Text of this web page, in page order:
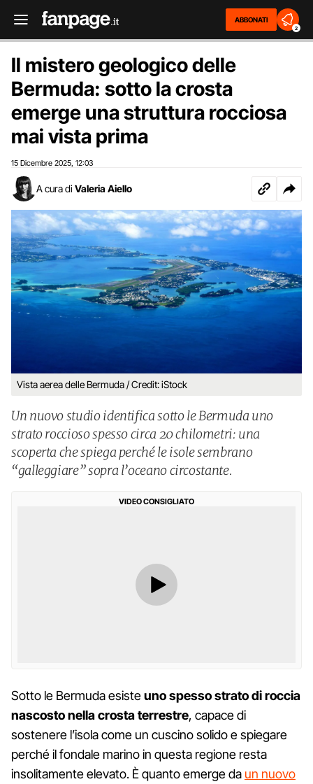
ABBONATI
2
Il mistero geologico delle
Bermuda: sotto la crosta
emerge una struttura rocciosa
mai vista prima
15 Dicembre 2025 12:03
A cura di Valeria Aiello
Vista aerea delle Bermuda / Credit: iStock
Un nuovo studio identifica sotto le Bermuda uno
strato roccioso spesso circa 20 chilometri: una
scoperta che spiega perché le isole sembrano
“galleggiare” sopra l’oceano circostante.
VIDEO CONSIGLIATO
Sotto le Bermuda esisteuno spesso strato di roccia
nascosto nella crosta terrestre, capace di
sostenere l’isola come un cuscino solido e spiegare
perché il fondale marino in questa regione resta
insolitamente elevato. È quanto emerge da un nuovo